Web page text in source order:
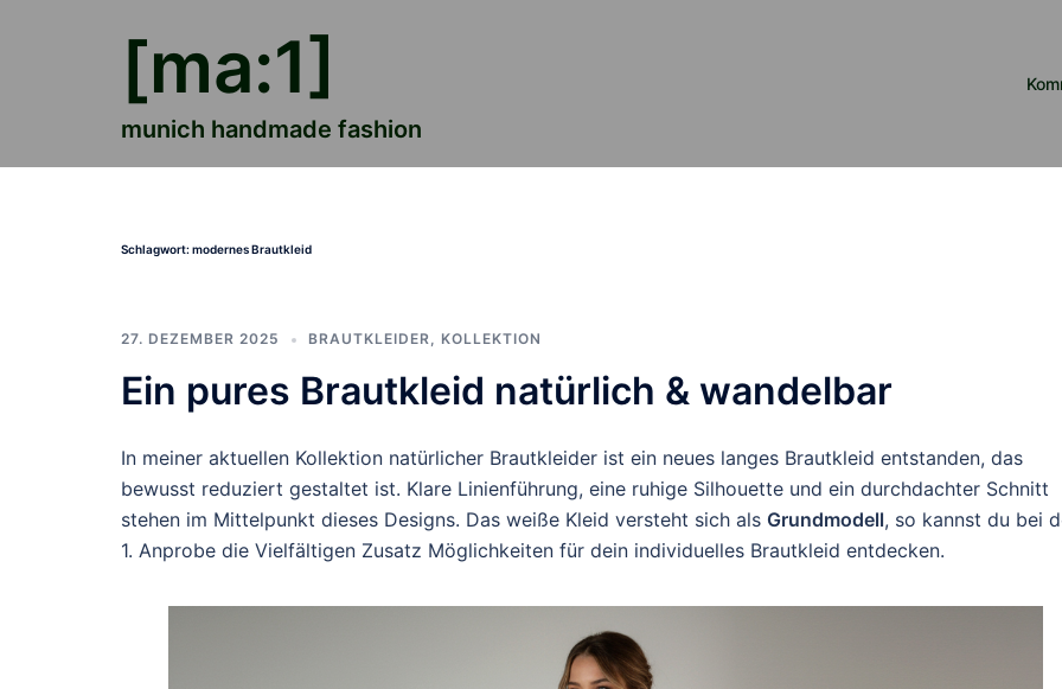
[ma:1]
munich handmade fashion
Schlagwort:modernes Brautkleid
27. DEZEMBER 2025 BRAUTKLEIDER, KOLLEKTION
Ein pures Brautkleid natürlich & wandelbar
In meiner aktuellen Kollektion natürlicher Brautkleider ist ein neues langes Brautkleid entstanden, das
bewusst reduziert gestaltet ist. Klare Linienführung, eine ruhige Silhouette und ein durchdachter Schnitt
stehen im Mittelpunkt dieses Designs. Das weiße Kleid versteht sich als Grundmodell, so kannst du bei
1. Anprobe die Vielfältigen Zusatz Möglichkeiten für dein individuelles Brautkleid entdecken.